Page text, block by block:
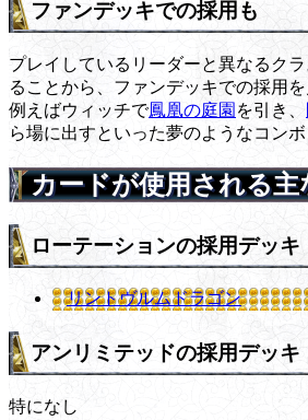
ファンデッキでの採用も
プレイしているリーダーと異なるク
ることから、ファンデッキでの採用を
例えばウィッチで鳳凰の庭園 を引き、
ら場に出すといった夢のようなコンボ
カードが使用される主
ローテーションの採用デッキ
リントヴルムドラゴン
アンリミテッドの採用デッキ
特になし